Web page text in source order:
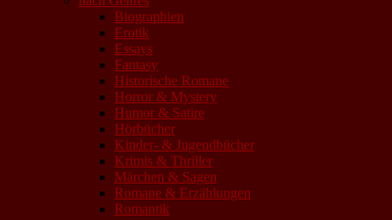
Biographien
Erotik
Essays
Fantasy
Historische Romane
Horror & Mystery
Humor & Satire
Hörbücher
Kinder- & Jugendbücher
Krimis & Thriller
Märchen & Sagen
Romane & Erzählungen
Romantik